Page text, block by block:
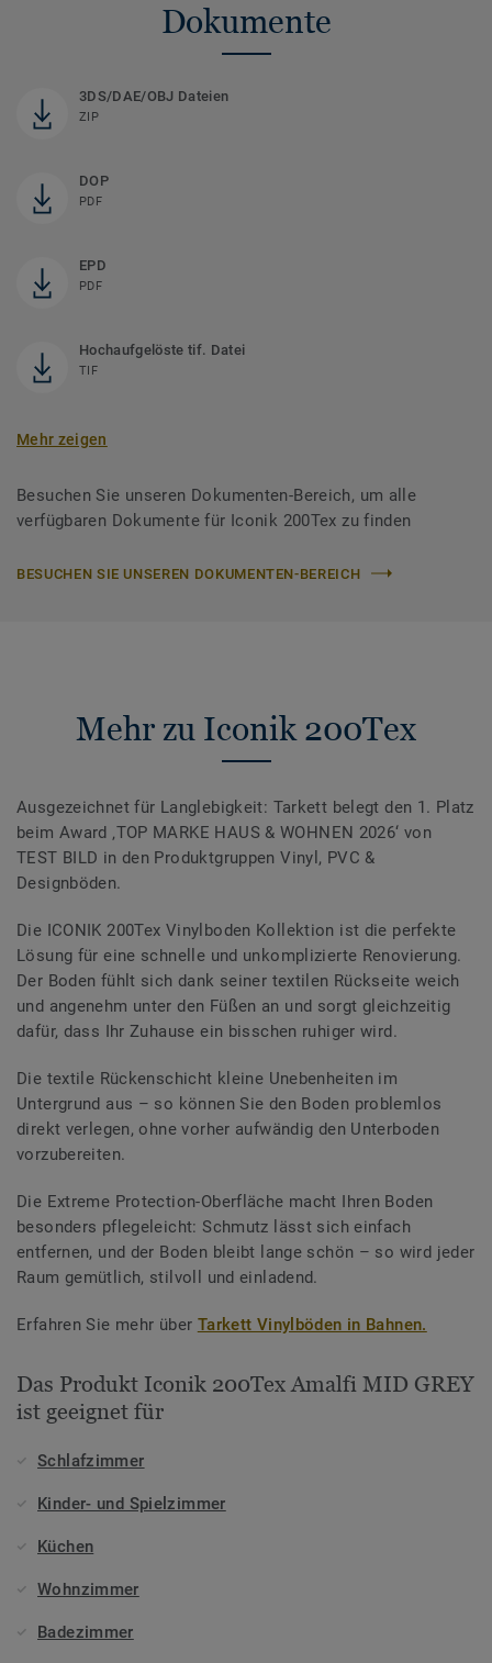
Dokumente
3DS/DAE/OBJ Dateien
ZIP
DOP
PDF
EPD
PDF
Hochaufgelöste tif. Datei
TIF
Mehr zeigen
Besuchen Sie unseren Dokumenten-Bereich, um alle
verfügbaren Dokumente für Iconik 200Tex zu finden
BESUCHEN SIE UNSEREN DOKUMENTEN-BEREICH
Mehr zu Iconik 200Tex
Ausgezeichnet für Langlebigkeit: Tarkett belegt den 1. Platz
beim Award ‚TOP MARKE HAUS & WOHNEN 2026‘ von
TEST BILD in den Produktgruppen Vinyl, PVC &
Designböden.
Die ICONIK 200Tex Vinylboden Kollektion ist die perfekte
Lösung für eine schnelle und unkomplizierte Renovierung.
Der Boden fühlt sich dank seiner textilen Rückseite weich
und angenehm unter den Füßen an und sorgt gleichzeitig
dafür, dass Ihr Zuhause ein bisschen ruhiger wird.
Die textile Rückenschicht kleine Unebenheiten im
Untergrund aus – so können Sie den Boden problemlos
direkt verlegen, ohne vorher aufwändig den Unterboden
vorzubereiten.
Die Extreme Protection-Oberfläche macht Ihren Boden
besonders pflegeleicht: Schmutz lässt sich einfach
entfernen, und der Boden bleibt lange schön – so wird jeder
Raum gemütlich, stilvoll und einladend.
Erfahren Sie mehr über Tarkett Vinylböden in Bahnen.
Das Produkt Iconik 200Tex Amalfi MID GREY
ist geeignet für
Schlafzimmer
Kinder- und Spielzimmer
Küchen
Wohnzimmer
Badezimmer